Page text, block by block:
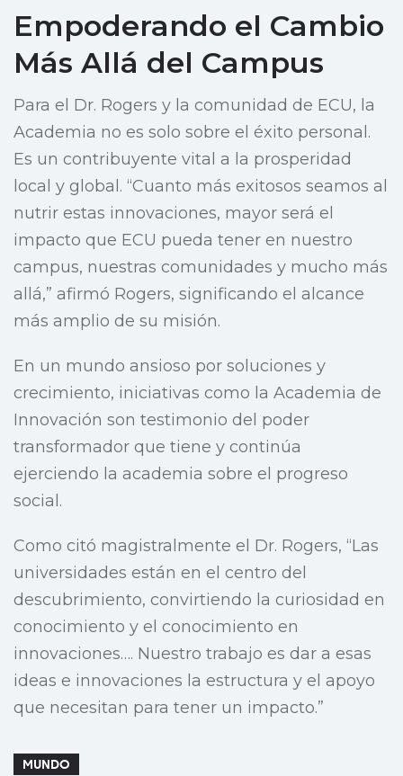
Empoderando el Cambio
Más Allá del Campus
Para el Dr. Rogers y la comunidad de ECU, la
Academia no es solo sobre el éxito personal.
Es un contribuyente vital a la prosperidad
local y global. “Cuanto más exitosos seamos al
nutrir estas innovaciones, mayor será el
impacto que ECU pueda tener en nuestro
campus, nuestras comunidades y mucho más
allá,” afirmó Rogers, significando el alcance
más amplio de su misión.
En un mundo ansioso por soluciones y
crecimiento, iniciativas como la Academia de
Innovación son testimonio del poder
transformador que tiene y continúa
ejerciendo la academia sobre el progreso
social.
Como citó magistralmente el Dr. Rogers, “Las
universidades están en el centro del
descubrimiento, convirtiendo la curiosidad en
conocimiento y el conocimiento en
innovaciones…. Nuestro trabajo es dar a esas
ideas e innovaciones la estructura y el apoyo
que necesitan para tener un impacto.”
MUNDO